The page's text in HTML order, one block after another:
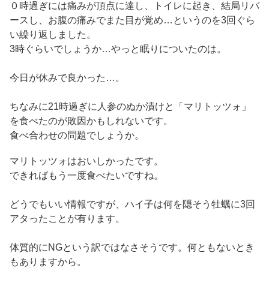
０時過ぎには痛みが頂点に達し、トイレに起き、結局リバ
ースし、お腹の痛みでまた目が覚め…というのを3回ぐら
い繰り返しました。
3時ぐらいでしょうか…やっと眠りについたのは。
今日が休みで良かった…。
ちなみに21時過ぎに人参のぬか漬けと「マリトッツォ」
を食べたのが敗因かもしれないです。
食べ合わせの問題でしょうか。
マリトッツォはおいしかったです。
できればもう一度食べたいですね。
どうでもいい情報ですが、ハイ子は何を隠そう牡蠣に3回
アタったことが有ります。
体質的にNGという訳ではなさそうです。何ともないとき
もありますから。